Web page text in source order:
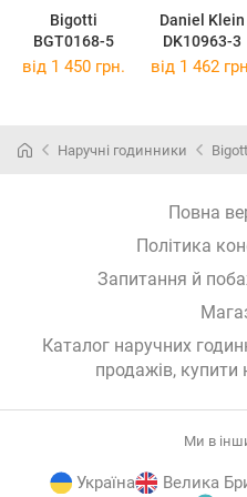
Bigotti
BGT0168-5
Daniel Klein
DK10963-3
від 1 450 грн. від 1 462
Наручні годинники
Повна
Політика
Запитання й
Каталог наручних
продажів, купити
Ми в
Україна Велика